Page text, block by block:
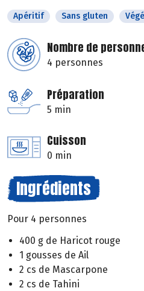
Apéritif Sans gluten
Nombre de
4 personnes
Préparation
5 min
Cuisson
0 min
Ingrédients
Pour 4 personnes
400 g de Haricot rouge
1 gousses de Ail
2 cs de Mascarpone
2 cs de Tahini